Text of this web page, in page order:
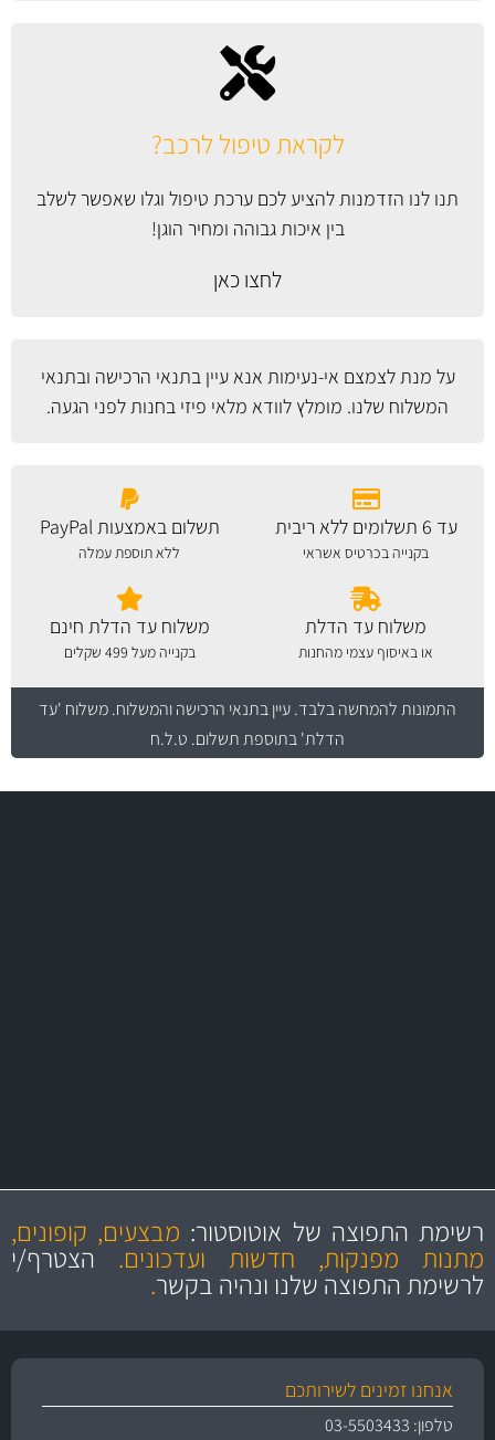
לקראת טיפול לרכב?
תנו לנו הזדמנות להציע לכם ערכת טיפול וגלו שאפשר לשלב
בין איכות גבוהה ומחיר הוגן!
לחצו כאן
על מנת לצמצם אי-נעימות אנא עיין בתנאי הרכישה ובתנאי
המשלוח שלנו. מומלץ לוודא מלאי פיזי בחנות לפני הגעה.
עד 6 תשלומים ללא ריבית
בקנייה בכרטיס אשראי
תשלום באמצעות PayPal
ללא תוספת עמלה
משלוח עד הדלת
או באיסוף עצמי מהחנות
משלוח עד הדלת חינם
בקנייה מעל 499 שקלים
התמונות להמחשה בלבד.עיין בתנאי הרכישה והמשלוח. משלוח 'עד
הדלת' בתוספת תשלום. ט.ל.ח
מקצועיות
ושירות מצויין
מחירים
הוגנים
והיצע מוצרים איכותירשימת התפוצה של אוטוסטור: מבצעים, קופונים,
מתנות מפנקות, חדשות ועדכונים.הצטרף/י
לרשימת התפוצה שלנו ונהיה בקשר.
אנחנו זמינים לשירותכם
טלפון: 03-5503433